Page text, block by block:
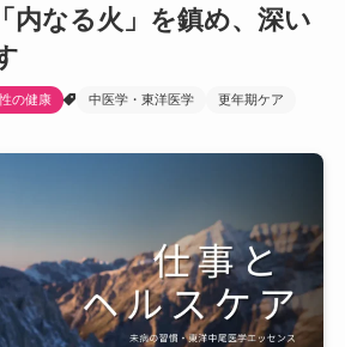
内なる火」を鎮め、深い
の健康 中医学・東洋医学 更年期ケア